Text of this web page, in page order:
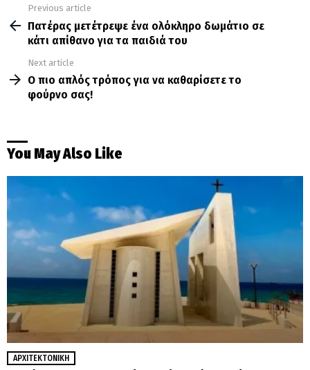
more
Previous article
Πατέρας μετέτρεψε ένα ολόκληρο δωμάτιο σε
κάτι απίθανο για τα παιδιά του
Next article
Ο πιο απλός τρόπος για να καθαρίσετε το
φούρνο σας!
You May Also Like
ΑΡΧΙΤΕΚΤΟΝΙΚΉ